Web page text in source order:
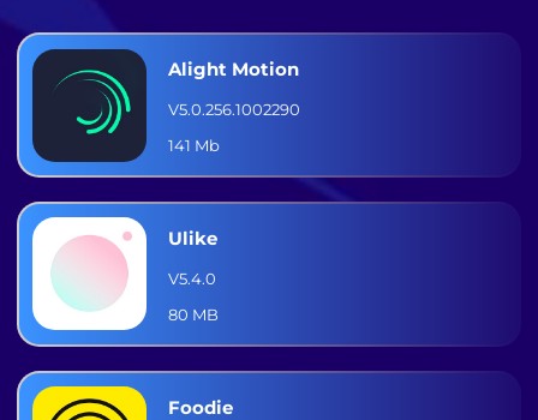
Alight Motion
V5.0.256.1002290
141 Mb
Ulike
V5.4.0
80 MB
Foodie